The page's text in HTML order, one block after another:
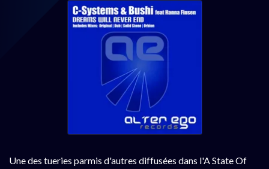
Une des tueries parmis d'autres diffusées dans l'A State Of